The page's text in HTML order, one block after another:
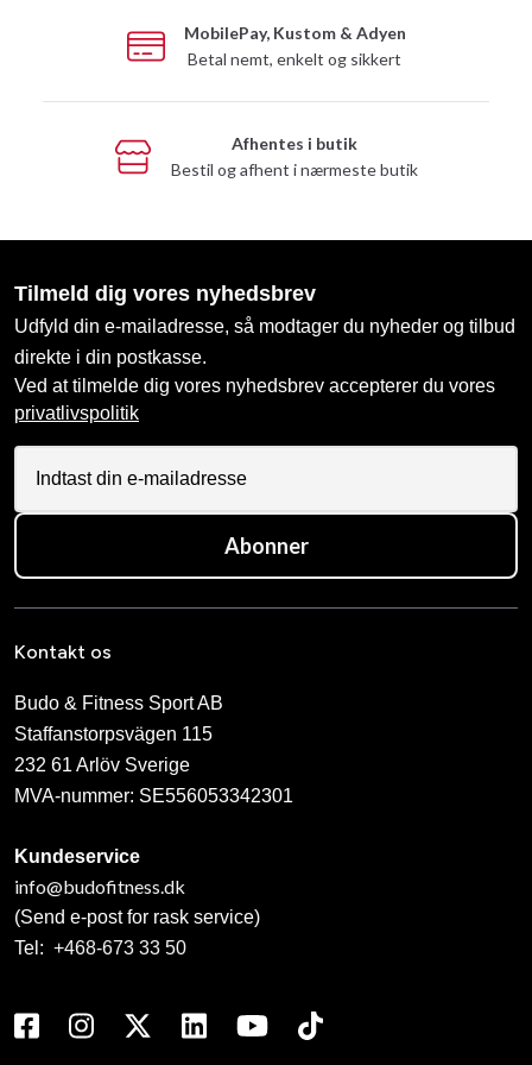
MobilePay, Kustom & Adyen
Betal nemt, enkelt og sikkert
Afhentes i butik
Bestil og afhent i nærmeste butik
Tilmeld dig vores nyhedsbrev
Udfyld din e-mailadresse, så modtager du nyheder og tilbud
direkte i din postkasse.
Ved at tilmelde dig vores nyhedsbrev accepterer du vores
privatlivspolitik
Abonner
Kontakt os
Budo & Fitness Sport AB
Staffanstorpsvägen 115
232 61 Arlöv Sverige
MVA-nummer: SE556053342301
Kundeservice
info@budofitness.dk
(Send e-post for rask service)
Tel: +468-673 33 50